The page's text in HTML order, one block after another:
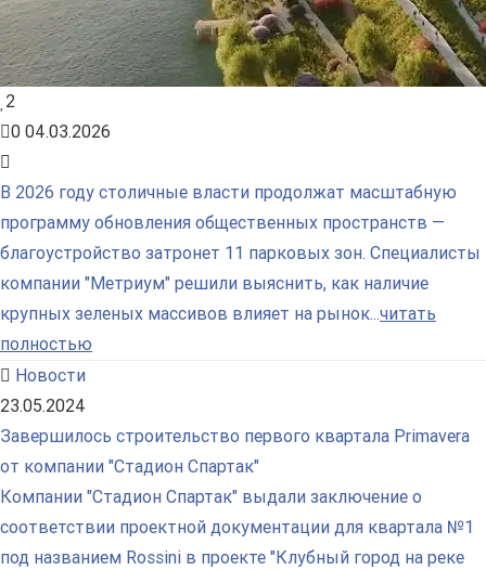
2
0 04.03.2026
В 2026 году столичные власти продолжат масштабную
программу обновления общественных пространств —
благоустройство затронет 11 парковых зон. Специалисты
компании "Метриум" решили выяснить, как наличие
крупных зеленых массивов влияет на рынок...читать
полностью
Новости
23.05.2024
Завершилось строительство первого квартала Primavera
от компании "Стадион Спартак"
Компании "Стадион Спартак" выдали заключение о
соответствии проектной документации для квартала №1
под названием Rossini в проекте "Клубный город на реке